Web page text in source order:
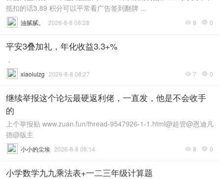
抵扣的话3.89 积分可以平常看广告签到翻牌 ...
 8  0
油腻腻。 2026-8-8 08:28
平安3叠加礼，年化收益3.3+%
，
 7  0
xiaolulzg 2026-8-8 08:27
继续举报这个论坛最硬返利佬，一直发，他是不会收手
的
上个举报贴 www.zuan.fun/thread-9547926-1-1.html@超管@恩迪凡
德@版主
 8  0
小小的尘埃 2026-8-8 08:14
小学数学九九乘法表+一二三年级计算题